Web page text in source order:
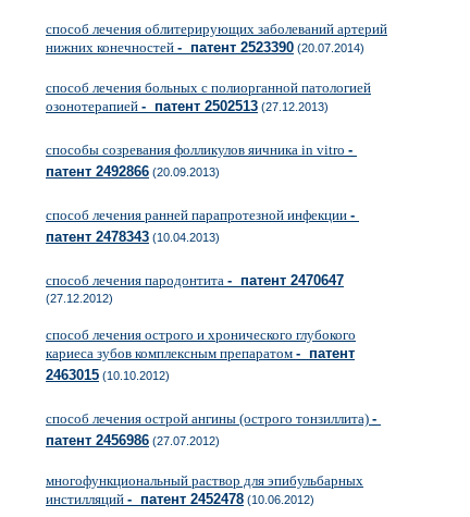
способ лечения облитерирующих заболеваний артерий
нижних конечностей - патент 2523390 (20.07.2014)
способ лечения больных с полиорганной патологией
озонотерапией - патент 2502513 (27.12.2013)
способы созревания фолликулов яичника in vitro -
патент 2492866 (20.09.2013)
способ лечения ранней парапротезной инфекции -
патент 2478343 (10.04.2013)
способ лечения пародонтита - патент 2470647
(27.12.2012)
способ лечения острого и хронического глубокого
кариеса зубов комплексным препаратом - патент
2463015 (10.10.2012)
способ лечения острой ангины (острого тонзиллита) -
патент 2456986 (27.07.2012)
многофункциональный раствор для эпибульбарных
инстилляций - патент 2452478 (10.06.2012)